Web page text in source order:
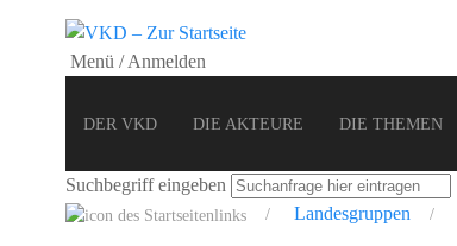
Menü / Anmelden
DER VKD DIE AKTEURE DIE THEMEN
Suchbegriff eingeben
Landesgruppen